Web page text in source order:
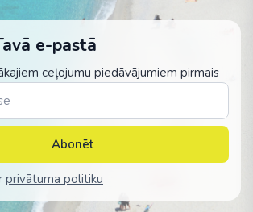
e-pastā
ceļojumu piedāvājumiem pirmais
Abonēt
privātuma politiku